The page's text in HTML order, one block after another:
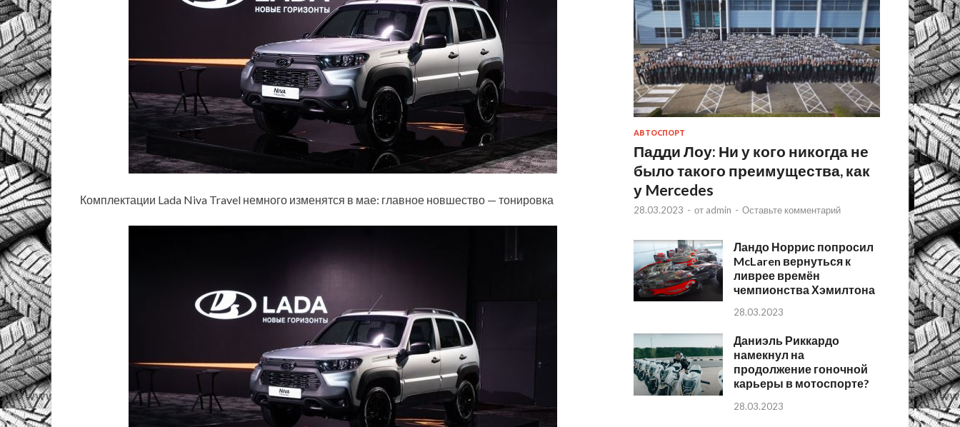
Комплектации Lada Niva Travel немного изменятся в мае: главное новшество — тонировка
АВТОСПОРТ
Падди Лоу: Ни у кого никогда не
было такого преимущества, как
у Mercedes
28.03.2023 - от admin - Оставьте комментарий
Ландо Норрис попросил
McLaren вернуться к
ливрее времён
чемпионства Хэмилтона
28.03.2023
Даниэль Риккардо
намекнул на
продолжение гоночной
карьеры в мотоспорте?
28.03.2023